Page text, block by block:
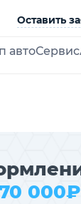
Оставить
автоСервис
000₽